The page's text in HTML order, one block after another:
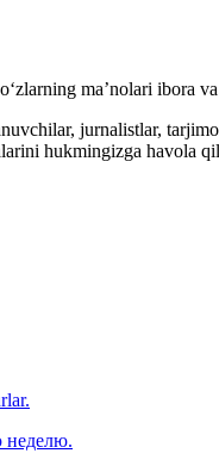
ma’nolari ibora
jurnalistlar,
hukmingizga havola
неделю.